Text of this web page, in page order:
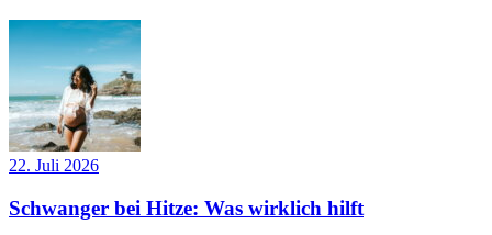
22. Juli 2026
Schwanger bei Hitze: Was wirklich hilft